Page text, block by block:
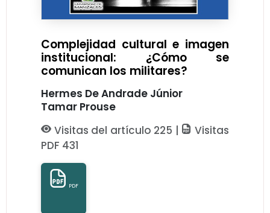
Complejidad cultural e imagen
institucional: ¿Cómo se
comunican los militares?
Hermes De Andrade Júnior
Tamar Prouse
Visitas del artículo 225 |
Visitas
PDF 431
PDF